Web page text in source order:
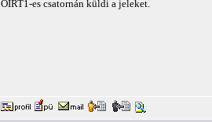
OIRT1-es csatornán küldi a jeleket.